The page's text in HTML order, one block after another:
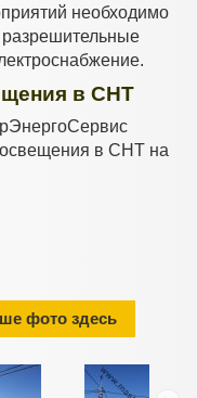
необходимо
разрешительные
в СНТ
в СНТ на
фото здесь